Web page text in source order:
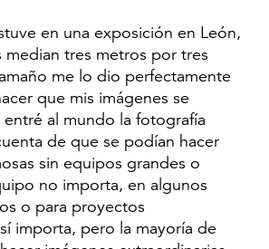
en una exposición en León,
median tres metros por tres
me lo dio perfectamente
que mis imágenes se
entré al mundo la fotografía
de que se podían hacer
sin equipos grandes o
no importa, en algunos
o para proyectos
importa, pero la mayoría de